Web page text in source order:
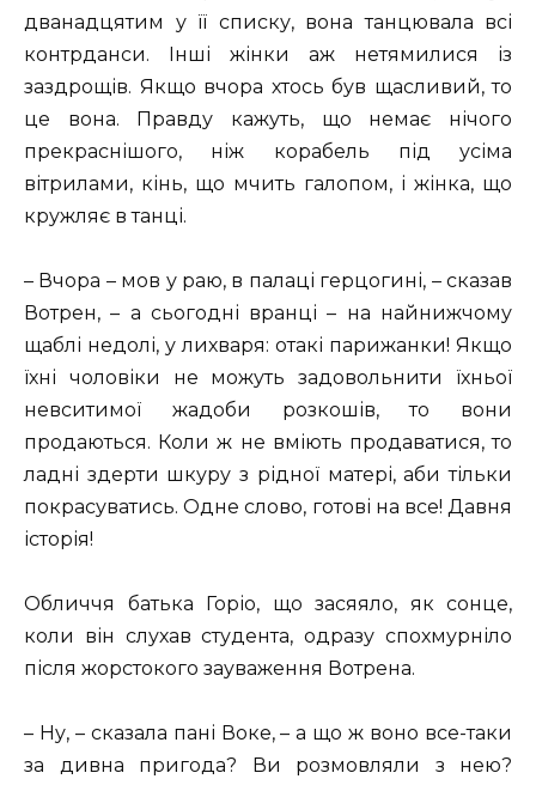
дванадцятим у її списку, вона танцювала всі
контрданси. Інші жінки аж нетямилися із
заздрощів. Якщо вчора хтось був щасливий, то
це вона. Правду кажуть, що немає нічого
прекраснішого, ніж корабель під усіма
вітрилами, кінь, що мчить галопом, і жінка, що
кружляє в танці.
– Вчора – мов у раю, в палаці герцогині, – сказав
Вотрен, – а сьогодні вранці – на найнижчому
щаблі недолі, у лихваря: отакі парижанки! Якщо
їхні чоловіки не можуть задовольнити їхньої
невситимої жадоби розкошів, то вони
продаються. Коли ж не вміють продаватися, то
ладні здерти шкуру з рідної матері, аби тільки
покрасуватись. Одне слово, готові на все! Давня
історія!
Обличчя батька Горіо, що засяяло, як сонце,
коли він слухав студента, одразу спохмурніло
після жорстокого зауваження Вотрена.
– Ну, – сказала пані Воке, – а що ж воно все-таки
за дивна пригода? Ви розмовляли з нею?